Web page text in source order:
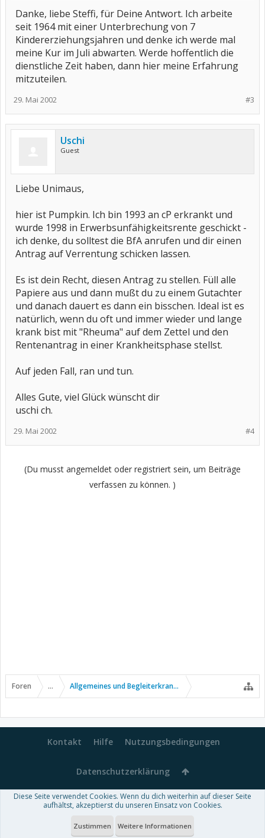
Danke, liebe Steffi, für Deine Antwort. Ich arbeite
seit 1964 mit einer Unterbrechung von 7
Kindererziehungsjahren und denke ich werde mal
meine Kur im Juli abwarten. Werde hoffentlich die
dienstliche Zeit haben, dann hier meine Erfahrung
mitzuteilen.
#3
29. Mai 2002
Uschi
Guest
Liebe Unimaus,
hier ist Pumpkin. Ich bin 1993 an cP erkrankt und
wurde 1998 in Erwerbsunfähigkeitsrente geschickt -
ich denke, du solltest die BfA anrufen und dir einen
Antrag auf Verrentung schicken lassen.
Es ist dein Recht, diesen Antrag zu stellen. Füll alle
Papiere aus und dann mußt du zu einem Gutachter
und danach dauert es dann ein bisschen. Ideal ist es
natürlich, wenn du oft und immer wieder und lange
krank bist mit "Rheuma" auf dem Zettel und den
Rentenantrag in einer Krankheitsphase stellst.
Auf jeden Fall, ran und tun.
Alles Gute, viel Glück wünscht dir
uschi ch.
#4
29. Mai 2002
(Du musst angemeldet oder registriert sein, um Beiträge
verfassen zu können. )
Foren ... Allgemeines und Begleiterkrankungen
Kontakt Hilfe Nutzungsbedingungen
Datenschutzerklärung
Forum software by XenForo™-Deutsch von xenDach
Theme designed byThemeHouse
Diese Seite verwendet Cookies. Wenn du dich weiterhin auf dieser Seite
aufhältst, akzeptierst du unseren Einsatz von Cookies.
Zustimmen Weitere Informationen